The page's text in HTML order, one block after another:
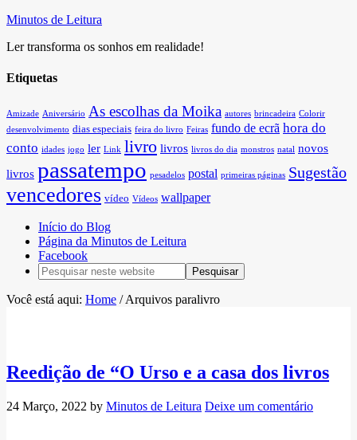
Minutos de Leitura
Ler transforma os sonhos em realidade!
Etiquetas
Amizade Aniversário As escolhas da Moika autores brincadeira Colorir
desenvolvimento dias especiais feira do livro Feiras fundo de ecrã hora do
conto idades jogo ler Link livro livros livros do dia monstros natal novos
livros passatempo pesadelos postal primeiras páginas Sugestão
vencedores vídeo Vídeos wallpaper
Início do Blog
Página da Minutos de Leitura
Facebook
Você está aqui: Home /Arquivos paralivro
Reedição de “O Urso e a casa dos livros
24 Março, 2022 by Minutos de Leitura Deixe um comentário